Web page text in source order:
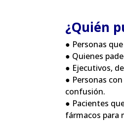
¿Quién
● Personas
● Quienes
● Ejecutivos,
● Personas
confusión.
● Pacientes
fármacos para